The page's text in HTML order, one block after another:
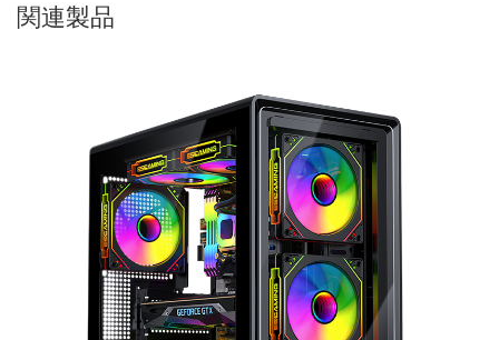
関連製品